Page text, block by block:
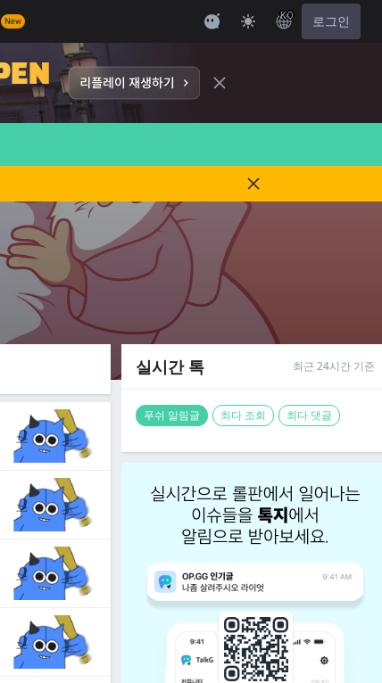
New
KO 로그인
실시간 톡 최근 24시간 기준
푸쉬 알림글 최다 조회 최다 댓글